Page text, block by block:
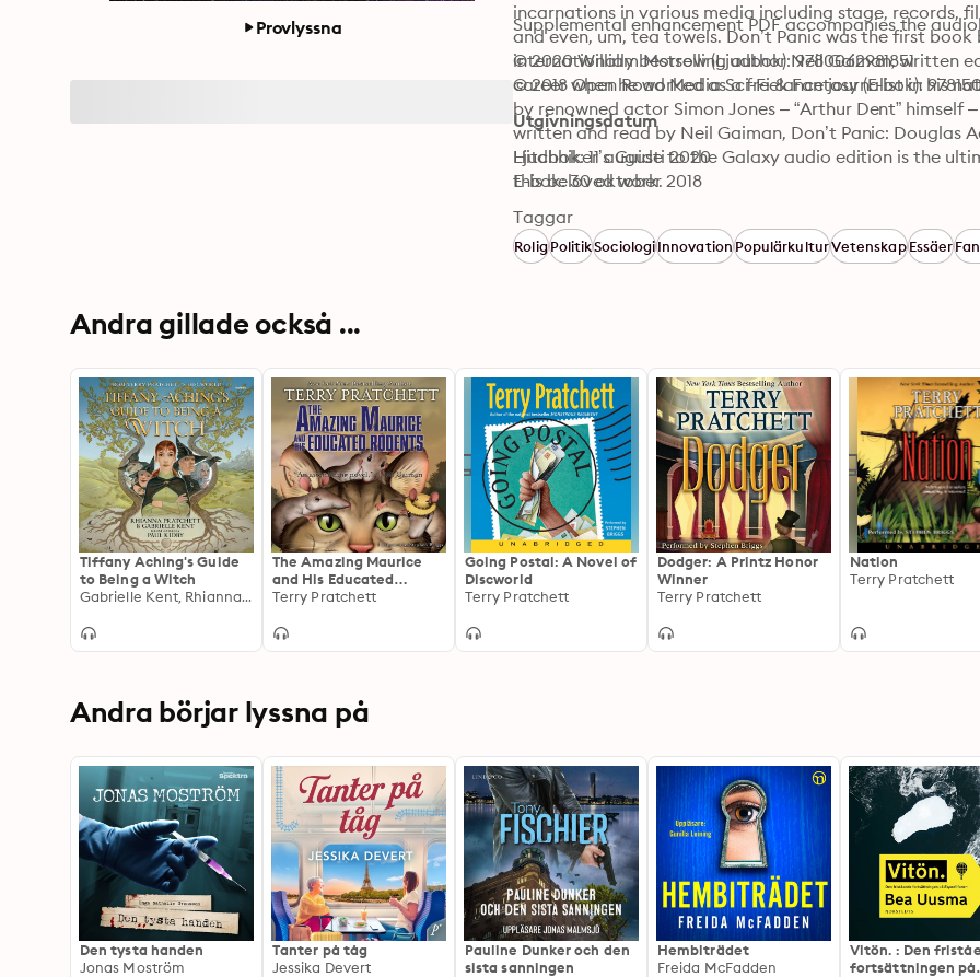
Provlyssna
incarnations in various media including stage, records,
and even, um, tea towels. Don’t Panic was the first book
internationally bestselling author Neil Gaiman, written
career when he worked as a freelance journalist in his
by renowned actor Simon Jones – “Arthur Dent”
written and read by Neil Gaiman, Don’t Panic: Douglas
Hitchhiker’s Guide to the Galaxy audio edition is the
this beloved work.
Supplemental enhancement PDF accompanies the
© 2020 William Morrow (Ljudbok): 9780062981851
© 2018 Open Road Media Sci-Fi & Fantasy (E-bok):
Utgivningsdatum
Ljudbok: 11 augusti 2020
E-bok: 30 oktober 2018
Taggar
RoligPolitikSociologiInnovationPopulärkulturVetenskapEssäer
Andra gillade också ...
Tiffany Aching's Guide
to Being a Witch
Gabrielle Kent, Rhianna Pratchett
The Amazing Maurice
and His Educated
Rodents
Terry Pratchett
Going Postal: A Novel of
Discworld
Terry Pratchett
Dodger: A Printz Honor
Winner
Terry Pratchett
Nation
Terry Pratchett
Andra börjar lyssna på
Den tysta handen
Jonas Moström
Tanter på tåg
Jessika Devert
Pauline Dunker och den
sista sanningen
Hembiträdet
Freida McFadden
Vitön. : Den
fortsättningen på